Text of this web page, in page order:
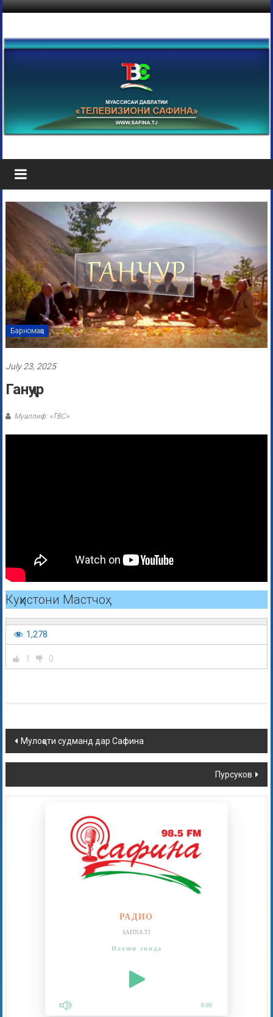
Барномаҳо
July 23, 2025
Ганҷур
Муаллиф: «ТВС»
Куҳистони Мастчоҳ.
1,278
1 0
Мулоқоти судманд дар Сафина
Пурсуков
РАДИО
SAFINA.TJ
Пахши зинда
0:00